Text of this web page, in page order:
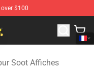
$100
Soot Merchandise
Soot Affiches